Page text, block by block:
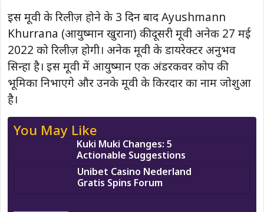
इस मूवी के रिलीज़ होने के 3 दिन बाद Ayushmann
Khurrana (आयुष्मान खुराना) की दूसरी मूवी अनेक 27 मई
2022 को रिलीज़ होगी। अनेक मूवी के डायरेक्टर अनुभव
सिन्हा है। इस मूवी में आयुष्मान एक अंडरकवर कोप की
भूमिका निभाएगे और उनके मूवी के किरदार का नाम जोशुआ
है।
You May Like
Kuki Muki Changes: 5
Actionable Suggestions
Unibet Casino Nederland
Gratis Spins Forum